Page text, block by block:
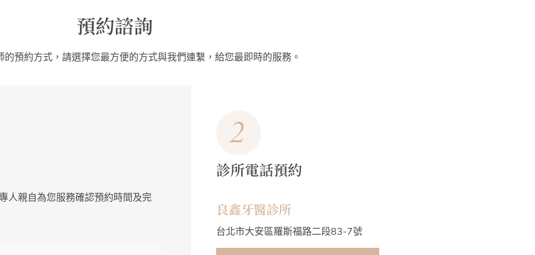
預約諮詢
的預約方式，請選擇您最方便的方式與我們連繫，給您最即時的服務。
人親自為您服務確認預約時間及完
診所電話預約
良鑫牙醫診所
台北市大安區羅斯福路二段83-7號